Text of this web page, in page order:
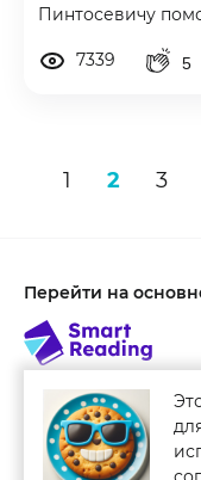
Пинтосевичу
7339 5
1 2 3
Перейти на
Связаться с
Smart Reading для